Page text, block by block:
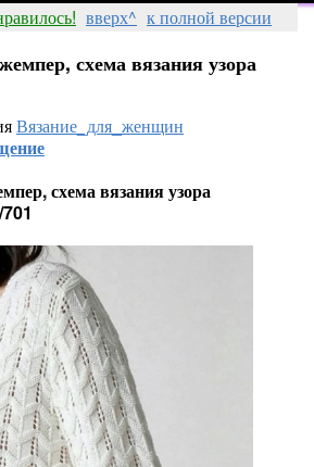
вверх^ к полной версии
схема вязания узора
Вязание_для_женщин
схема вязания узора